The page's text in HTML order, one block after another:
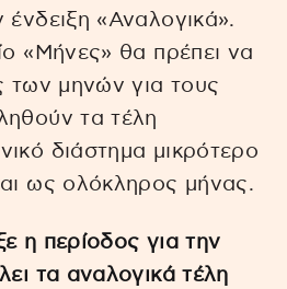
«Αναλογικά».
«Μήνες» θα πρέπει να
των μηνών για τους
τα τέλη
διάστημα μικρότερο
ως ολόκληρος μήνας.
η περίοδος για την
τα αναλογικά τέλη